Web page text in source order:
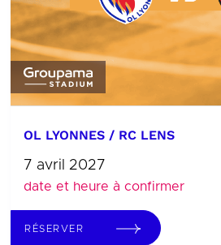
OL LYONNES / RC LENS
7 avril 2027
date et heure à confirmer
RÉSERVER